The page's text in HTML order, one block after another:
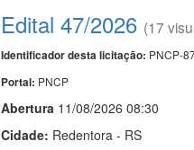
Edital 47/2026 (17
Identificador desta licitação: PNCP-
Portal: PNCP
Abertura 11/08/2026 08:30
Cidade: Redentora - RS